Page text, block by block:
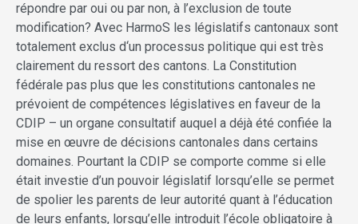
répondre par oui ou par non, à l’exclusion de toute
modification? Avec HarmoS les législatifs cantonaux sont
totalement exclus d‘un processus politique qui est très
clairement du ressort des cantons. La Constitution
fédérale pas plus que les constitutions cantonales ne
prévoient de compétences législatives en faveur de la
CDIP – un organe consultatif auquel a déjà été confiée la
mise en œuvre de décisions cantonales dans certains
domaines. Pourtant la CDIP se comporte comme si elle
était investie d’un pouvoir législatif lorsqu’elle se permet
de spolier les parents de leur autorité quant à l’éducation
de leurs enfants, lorsqu’elle introduit l’école obligatoire à